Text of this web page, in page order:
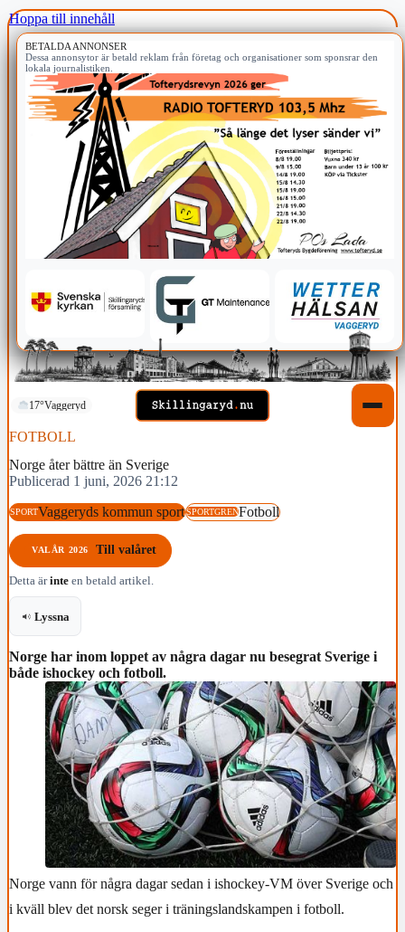
Hoppa till innehåll
BETALDA ANNONSER
Dessa annonsytor är betald reklam från företag och organisationer som sponsrar den
lokala journalistiken.
17°Vaggeryd
FOTBOLL
Norge åter bättre än Sverige
Publicerad 1 juni, 2026 21:12
SPORTVaggeryds kommun sportSPORTGRENFotboll
VALÅR 2026 Till valåret
Detta ärinte en betald artikel.
Lyssna
Norge har inom loppet av några dagar nu besegrat Sverige i
både ishockey och fotboll.
Norge vann för några dagar sedan i ishockey-VM över Sverige och
i kväll blev det norsk seger i träningslandskampen i fotboll.